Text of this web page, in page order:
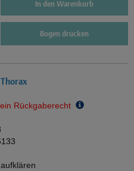
In den Warenkorb
Bogen drucken
Rückgaberecht